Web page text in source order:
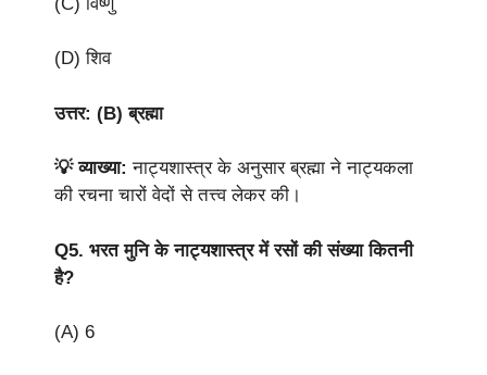
(D) शिव
उत्तर: (B) ब्रह्मा
💡 व्याख्या:नाट्यशास्त्र के अनुसार ब्रह्मा ने नाट्यकला
की रचना चारों वेदों से तत्त्व लेकर की।
Q5. भरत मुनि के नाट्यशास्त्र में रसों की संख्या कितनी
है?
(A) 6